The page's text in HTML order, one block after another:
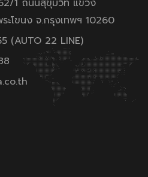
1 ถนนสุขุมวิท แขวง
ะโขนง จ.กรุงเทพฯ 10260
(AUTO 22 LINE)